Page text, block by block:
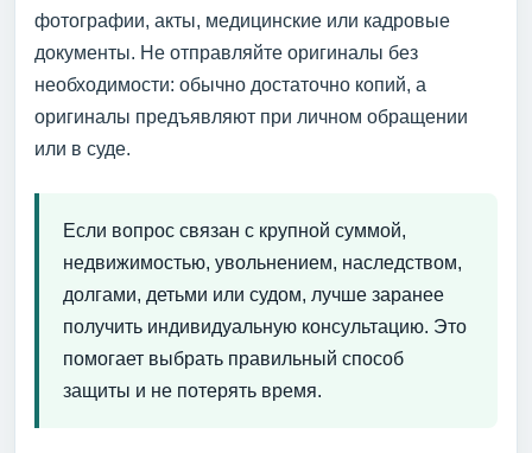
фотографии, акты, медицинские или кадровые
документы. Не отправляйте оригиналы без
необходимости: обычно достаточно копий, а
оригиналы предъявляют при личном обращении
или в суде.
Если вопрос связан с крупной суммой,
недвижимостью, увольнением, наследством,
долгами, детьми или судом, лучше заранее
получить индивидуальную консультацию. Это
помогает выбрать правильный способ
защиты и не потерять время.